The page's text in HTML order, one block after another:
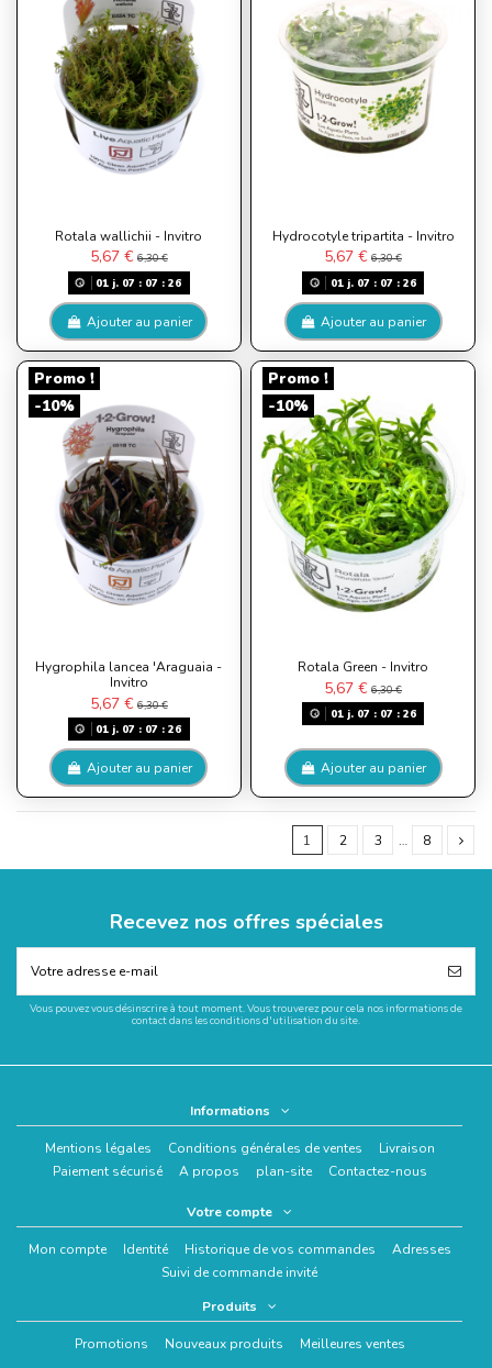
Rotala wallichii - Invitro
5,67 € 6,30 €
01 j. 07 : 07 :26
Ajouter au panier
Hydrocotyle tripartita - Invitro
5,67 €6,30 €
01j. 07 : 07 : 26
Ajouter au panier
Promo !
-10%
Hygrophila lancea 'Araguaia -
Invitro
5,67 € 6,30 €
01 j. 07 : 07 :26
Ajouter au panier
Promo !
-10%
Rotala Green - Invitro
5,67 €6,30 €
01j. 07 : 07 : 26
Ajouter au panier
1 2 3 … 8
Recevez nos offres spéciales
Vous pouvez vous désinscrire à tout moment. Vous trouverez pour cela nos informations de
contact dans les conditions d'utilisation du site.
Informations
Mentions légales Conditions générales de ventes
Livraison
Paiement sécurisé
A propos plan-site Contactez-nous
Votre compte
Mon compte Identité Historique de vos commandes
Adresses
Suivi de commande invité
Produits
Promotions Nouveaux produits Meilleures ventes